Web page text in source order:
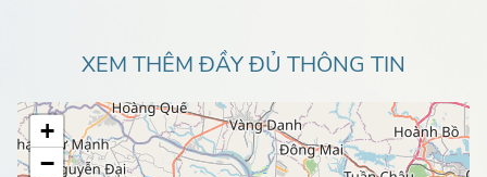
XEM THÊM ĐẦY ĐỦ THÔNG TIN
+
−